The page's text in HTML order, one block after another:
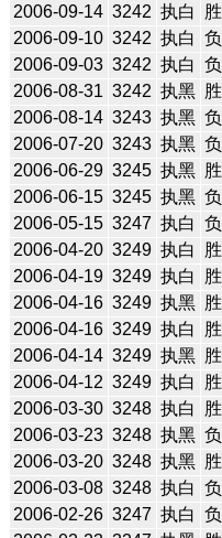
2006-09-14 3242 执白 胜
2006-09-10 3242 执白 负
2006-09-03 3242 执白 负
2006-08-31 3242 执黑 胜
2006-08-14 3243 执黑 负
2006-07-20 3243 执黑 负
2006-06-29 3245 执黑 胜
2006-06-15 3245 执黑 负
2006-05-15 3247 执白 负
2006-04-20 3249 执白 胜
2006-04-19 3249 执白 胜
2006-04-16 3249 执黑 胜
2006-04-16 3249 执白 胜
2006-04-14 3249 执黑 胜
2006-04-12 3249 执白 胜
2006-03-30 3248 执白 胜
2006-03-23 3248 执黑 负
2006-03-20 3248 执黑 胜
2006-03-08 3248 执白 负
2006-02-26 3247 执白 负